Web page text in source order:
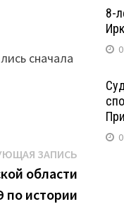
сначала
ЗАПИСЬ
запись:
области
по истории
8-